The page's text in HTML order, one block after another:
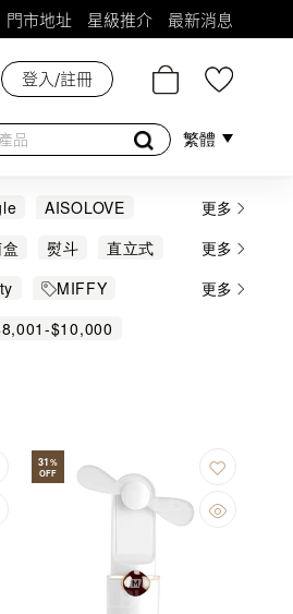
門市地址 星級推介 最新消息
護理 母嬰護理 遊戲及精品
登入/註冊
繁體
AISOLOVE
Levoit
Lumena
SAVEWO
SHARP
更多
熨斗
直立式
更多
MIFFY
新幹線
更多
$10,000
31%
OFF